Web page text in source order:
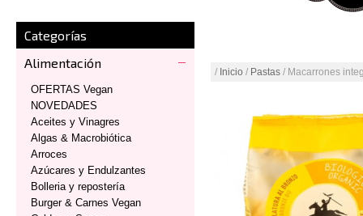
Categorías
Alimentación
OFERTAS Vegan
NOVEDADES
Aceites y Vinagres
Algas & Macrobiótica
Arroces
Azúcares y Endulzantes
Bolleria y repostería
Burger & Carnes Vegan
/ Inicio / Pastas / Macarrones